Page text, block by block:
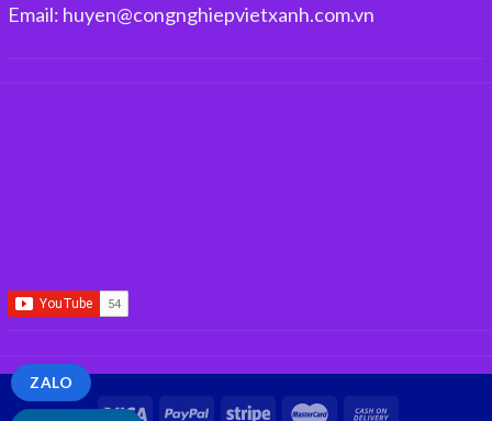
Email: huyen@congnghiepvietxanh.com.vn
ZALO